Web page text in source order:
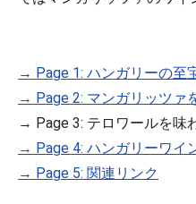
→ Page 1: ハンガリーの至
→ Page 2: マンガリッツァ
→ Page 3: テロワールを味
→ Page 4: ハンガリーワイ
→ Page 5: 関連リンク